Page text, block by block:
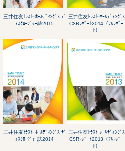
三井住友ﾄﾗｽﾄ･ﾎｰﾙﾃﾞｨﾝｸﾞｽ ﾃﾞ
ｨｽｸﾛｰｼﾞｬｰ誌2015
三井住友ﾄﾗｽﾄ･ﾎｰﾙﾃﾞｨﾝｸﾞｽ
CSRﾚﾎﾟｰﾄ2014（ﾌﾙﾚﾎﾟｰ
ﾄ）
三井住友ﾄﾗｽﾄ･ﾎｰﾙﾃﾞｨﾝｸﾞｽ ﾃﾞ
ｨｽｸﾛｰｼﾞｬｰ誌2014
三井住友ﾄﾗｽﾄ･ﾎｰﾙﾃﾞｨﾝｸﾞｽ
CSRﾚﾎﾟｰﾄ2013（ﾌﾙﾚﾎﾟｰ
ﾄ）